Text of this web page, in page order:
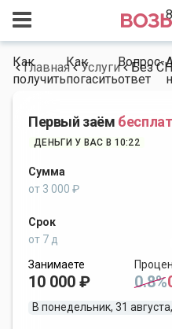
Как
получить
Как
погасить
Вопрос-
ответ
Главная Услуги Без
Первый заём
ДЕНЬГИ У ВАС В 10:22
Сумма
от 3 000 ₽
Срок
от 7 д
Занимаете
10 000 ₽ 0.8%
В понедельник, 31